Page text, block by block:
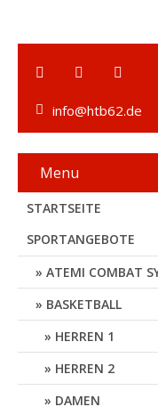
info@htb62.de
Menu
STARTSEITE
SPORTANGEBOTE
ATEMI COMBAT
BASKETBALL
HERREN 1
HERREN 2
DAMEN